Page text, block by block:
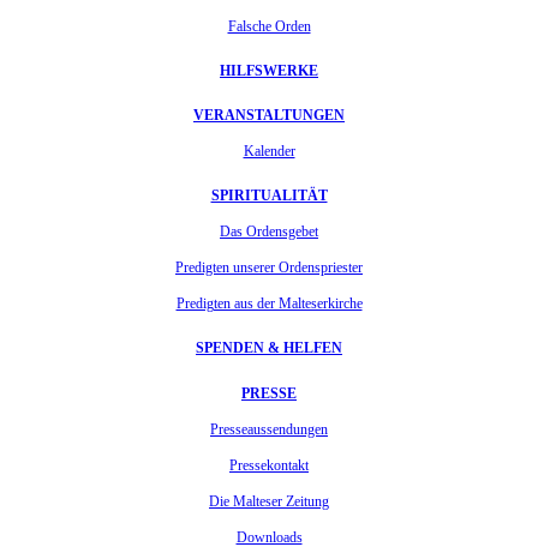
Falsche Orden
HILFSWERKE
VERANSTALTUNGEN
Kalender
SPIRITUALITÄT
Das Ordensgebet
Predigten unserer Ordenspriester
Predigten aus der Malteserkirche
SPENDEN & HELFEN
PRESSE
Presseaussendungen
Pressekontakt
Die Malteser Zeitung
Downloads